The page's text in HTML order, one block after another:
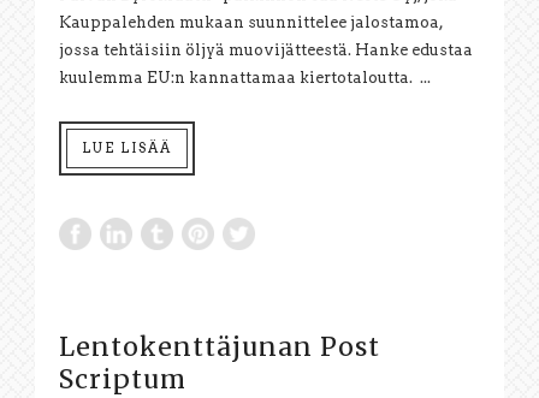
Kauppalehden mukaan suunnittelee jalostamoa,
jossa tehtäisiin öljyä muovijätteestä. Hanke edustaa
kuulemma EU:n kannattamaa kiertotaloutta. ...
LUE LISÄÄ
Lentokenttäjunan Post
Scriptum